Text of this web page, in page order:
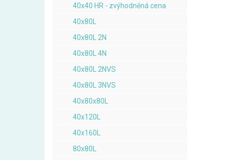
40x40 HR - zvýhodněná cena
40x80L
40x80L 2N
40x80L 4N
40x80L 2NVS
40x80L 3NVS
40x80x80L
40x120L
40x160L
80x80L